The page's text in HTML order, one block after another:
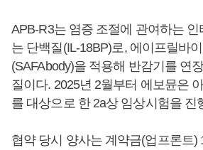
APB-R3는 염증 조절에 관여하는
는 단백질(IL-18BP)로, 에이프릴바
(SAFAbody)을 적용해 반감기를 연
질이다. 2025년 2월부터 에보뮨은
를 대상으로 한 2a상 임상시험을 진
협약 당시 양사는 계약금(업프론트)